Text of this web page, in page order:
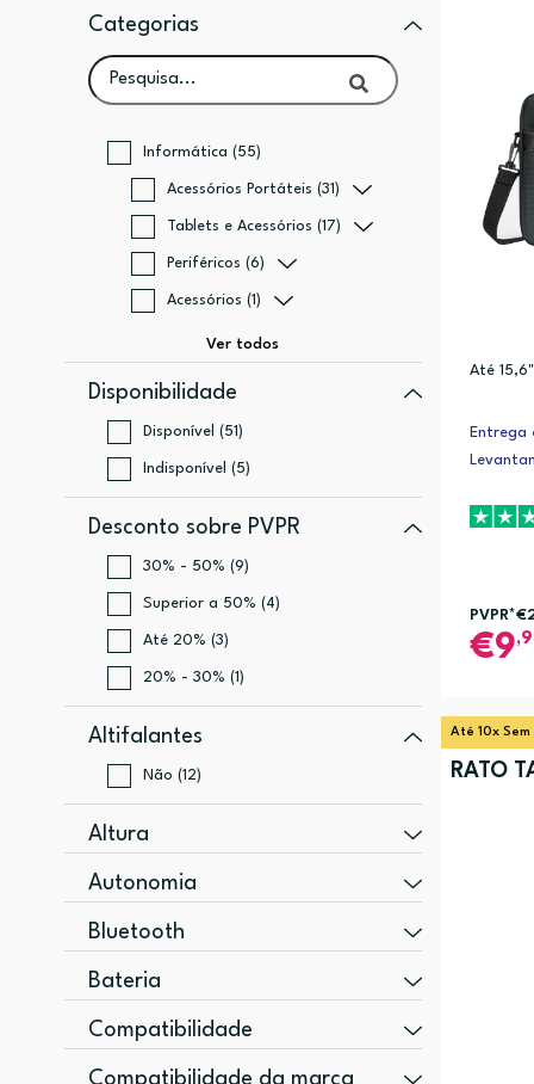
Categorias
Informática (55)
Acessórios Portáteis (31)
Tablets e Acessórios (17)
Periféricos (6)
Acessórios (1)
Disponibilidade
Disponível (51)
Indisponível (5)
Desconto sobre PVPR
30% - 50% (9)
Superior a 50% (4)
Até 20% (3)
20% - 30% (1)
Altifalantes
Não (12)
Altura
20 mm (3)
14 mm (2)
15 mm (2)
255 mm (2)
Autonomia
22 h (1)
Bluetooth
Sim (2)
Bateria
2600 mAh (1)
Compatibilidade
MacBook (2)
Compatibilidade da marca
Até
Entrega
PVPR*
9
Até 10x Sem
RATO